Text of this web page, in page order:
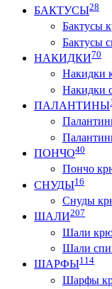
БАКТУСЫ28
Бактусы
Бактусы
НАКИДКИ70
Накидки
Накидки
ПАЛАНТИНЫ
ПОНЧО40
Пончо
СНУДЫ16
Снуды
ШАЛИ207
Шали
Шали
ШАРФЫ114
Шарфы